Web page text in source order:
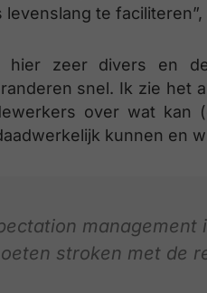
te
hier zeer divers en
snel. Ik zie het
over wat
kunnen en
management
stroken met de